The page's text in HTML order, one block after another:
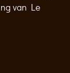
van Le